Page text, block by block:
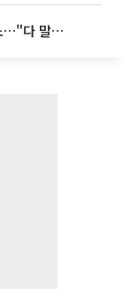
박문성, 축구협회 '성 접대' 보도에 분노…"다 말아먹으려고 작정했나"